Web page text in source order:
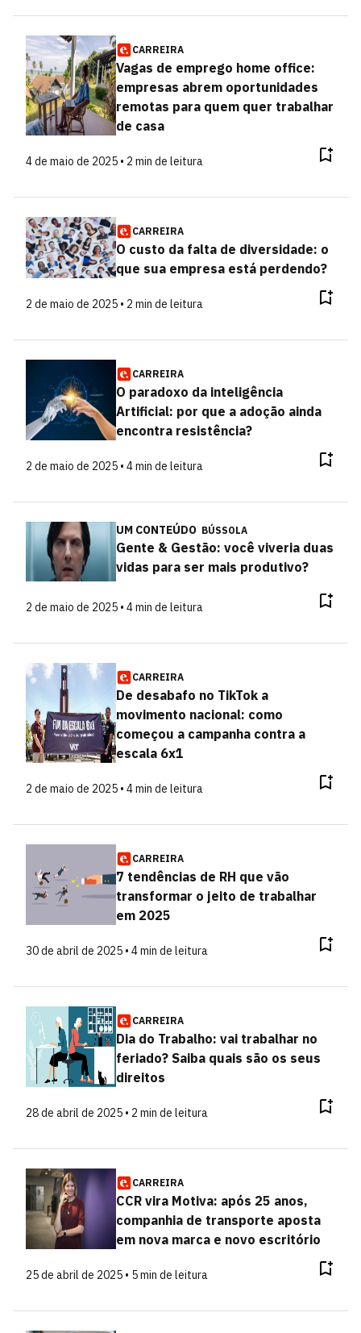
CARREIRA
Vagas de emprego home office:
empresas abrem oportunidades
remotas para quem quer trabalhar
de casa
4 de maio de 2025 • 2 min de leitura
CARREIRA
O custo da falta de diversidade: o
que sua empresa está perdendo?
2 de maio de 2025 • 2 min de leitura
CARREIRA
O paradoxo da inteligência
Artificial: por que a adoção ainda
encontra resistência?
2 de maio de 2025 • 4 min de leitura
UM CONTEÚDO BÚSSOLA
Gente & Gestão: você viveria duas
vidas para ser mais produtivo?
2 de maio de 2025 • 4 min de leitura
CARREIRA
De desabafo no TikTok a
movimento nacional: como
começou a campanha contra a
escala 6x1
2 de maio de 2025 • 4 min de leitura
CARREIRA
7 tendências de RH que vão
transformar o jeito de trabalhar
em 2025
30 de abril de 2025 • 4 min de leitura
CARREIRA
Dia do Trabalho: vai trabalhar no
feriado? Saiba quais são os seus
direitos
28 de abril de 2025 • 2 min de leitura
CARREIRA
CCR vira Motiva: após 25 anos,
companhia de transporte aposta
em nova marca e novo escritório
25 de abril de 2025 • 5 min de leitura